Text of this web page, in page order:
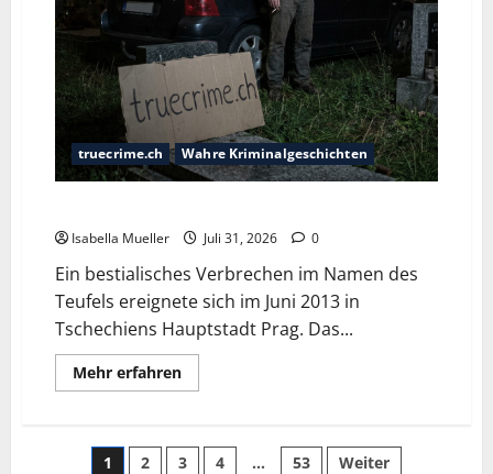
truecrime.ch Wahre Kriminalgeschichten
Isabella Mueller Juli 31, 2026 0
Ein bestialisches Verbrechen im Namen des
Teufels ereignete sich im Juni 2013 in
Tschechiens Hauptstadt Prag. Das...
Mehr erfahren
1 2 3 4 … 53 Weiter